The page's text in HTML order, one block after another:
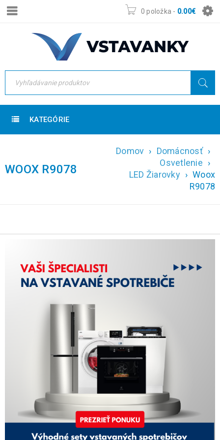
0 položka - 0.00€
KATEGÓRIE
WOOX R9078
Domov › Domácnosť ›
Osvetlenie ›
LED Žiarovky › Woox
R9078